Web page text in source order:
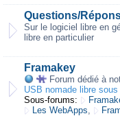
Questions/
Sur le logiciel libre en
libre en particulier
Framakey
Forum dédié à
USB nomade libre sous
Sous-forums:
Les WebApps,